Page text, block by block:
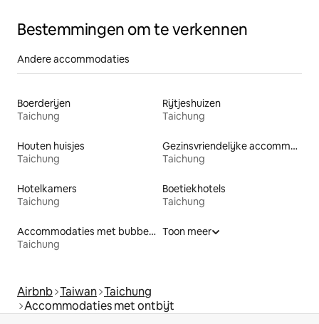
Bestemmingen om te verkennen
Andere accommodaties
Boerderijen
Taichung
Rijtjeshuizen
Taichung
Houten huisjes
Taichung
Gezinsvriendelijke accommodaties
Taichung
Hotelkamers
Taichung
Boetiekhotels
Taichung
Accommodaties met bubbelbad
Taichung
Toon meer
Airbnb Taiwan Taichung
Accommodaties met ontbijt